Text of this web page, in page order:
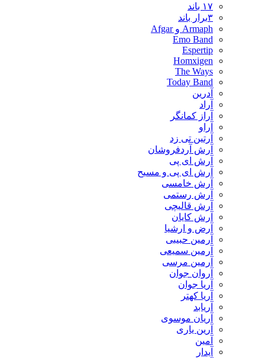
۱۷ باند
۳برار باند
Armaph و Afgar
Emo Band
Espertip
Homxigen
The Ways
Today Band
آدرین
آراد
آراز کمانگر
آراو
آرتین تی زد
آرش آردفروشان
آرش ای پی
آرش ای پی و مسیح
آرش خامسی
آرش رستمی
آرش قالیچی
آرش کایان
​آرض و ارشیا
آرمین حبیبی
آرمین سمیعی
آرمین مرسی
آروان جوان
آریا جوان
آریا کهتر
آریابد
آریان موسوی
آرین یاری
آمین
آیدار